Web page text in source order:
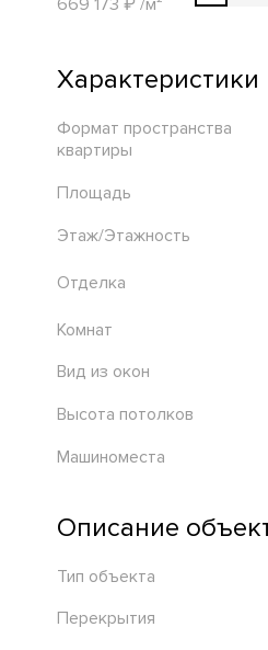
Характеристики
Формат пространства
квартиры
Площадь
Этаж/Этажность
Отделка
Комнат
Вид из окон
Высота потолков
Машиноместа
Описание
Тип объекта
Перекрытия